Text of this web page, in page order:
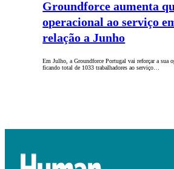
Groundforce aumenta
operacional ao serviço
relação a Junho
Em Julho, a Groundforce Portugal vai reforçar a sua
ficando total de 1033 trabalhadores ao serviço…